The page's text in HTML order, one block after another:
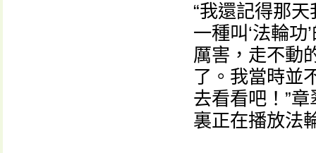
“我還記得那
一種叫‘法輪
厲害，走不動
了。我當時並
去看看吧！”
裏正在播放法